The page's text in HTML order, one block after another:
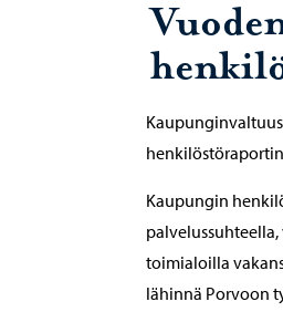
Kaupungin
toimialoilla
lähinnä Porvoon